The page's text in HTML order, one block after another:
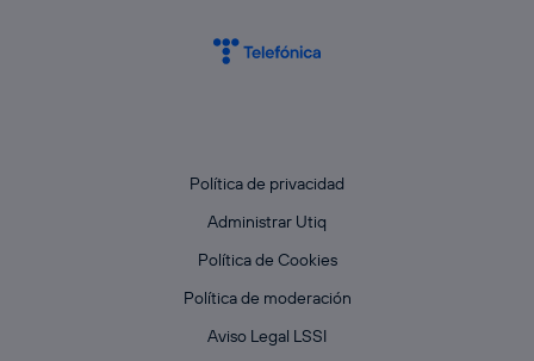
Política de privacidad
Administrar Utiq
Política de Cookies
Política de moderación
Aviso Legal LSSI